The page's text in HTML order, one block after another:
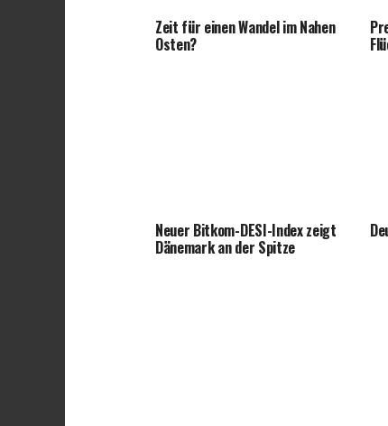
Zeit für einen Wandel im Nahen
Osten?
Neuer Bitkom-DESI-Index zeigt
Dänemark an der Spitze